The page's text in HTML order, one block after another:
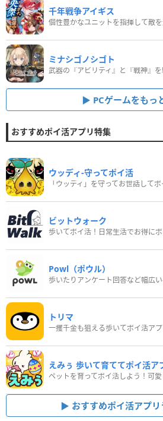
千年戦争アイギス
個性豊かなユニットを指揮して敵を
ミナシゴノシゴト
PCゲームをもっ
おすすめポイ活アプリ特集
ウッディ‐守ってポイ活
「ウッディ」を守ってお世話して
ビットウォーク
Powl（ポウル）
トリマ
一攫千金も狙える歩いてポイ活アプ
えみぅ 歩いて育ててポイ活ア
おすすめポイ活アプ